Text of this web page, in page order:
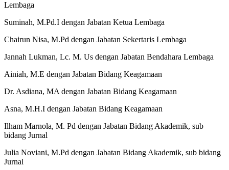
Lembaga
Suminah, M.Pd.I dengan Jabatan Ketua Lembaga
Chairun Nisa, M.Pd dengan Jabatan Sekertaris Lembaga
Jannah Lukman, Lc. M. Us dengan Jabatan Bendahara Lembaga
Ainiah, M.E dengan Jabatan Bidang Keagamaan
Dr. Asdiana, MA dengan Jabatan Bidang Keagamaan
Asna, M.H.I dengan Jabatan Bidang Keagamaan
Ilham Marnola, M. Pd dengan Jabatan Bidang Akademik, sub
bidang Jurnal
Julia Noviani, M.Pd dengan Jabatan Bidang Akademik, sub bidang
Jurnal